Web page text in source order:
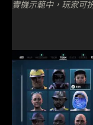
實機示範中，玩家可